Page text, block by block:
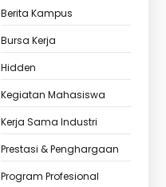
Berita Kampus
Bursa Kerja
Hidden
Kegiatan Mahasiswa
Kerja Sama Industri
Prestasi & Penghargaan
Program Profesional